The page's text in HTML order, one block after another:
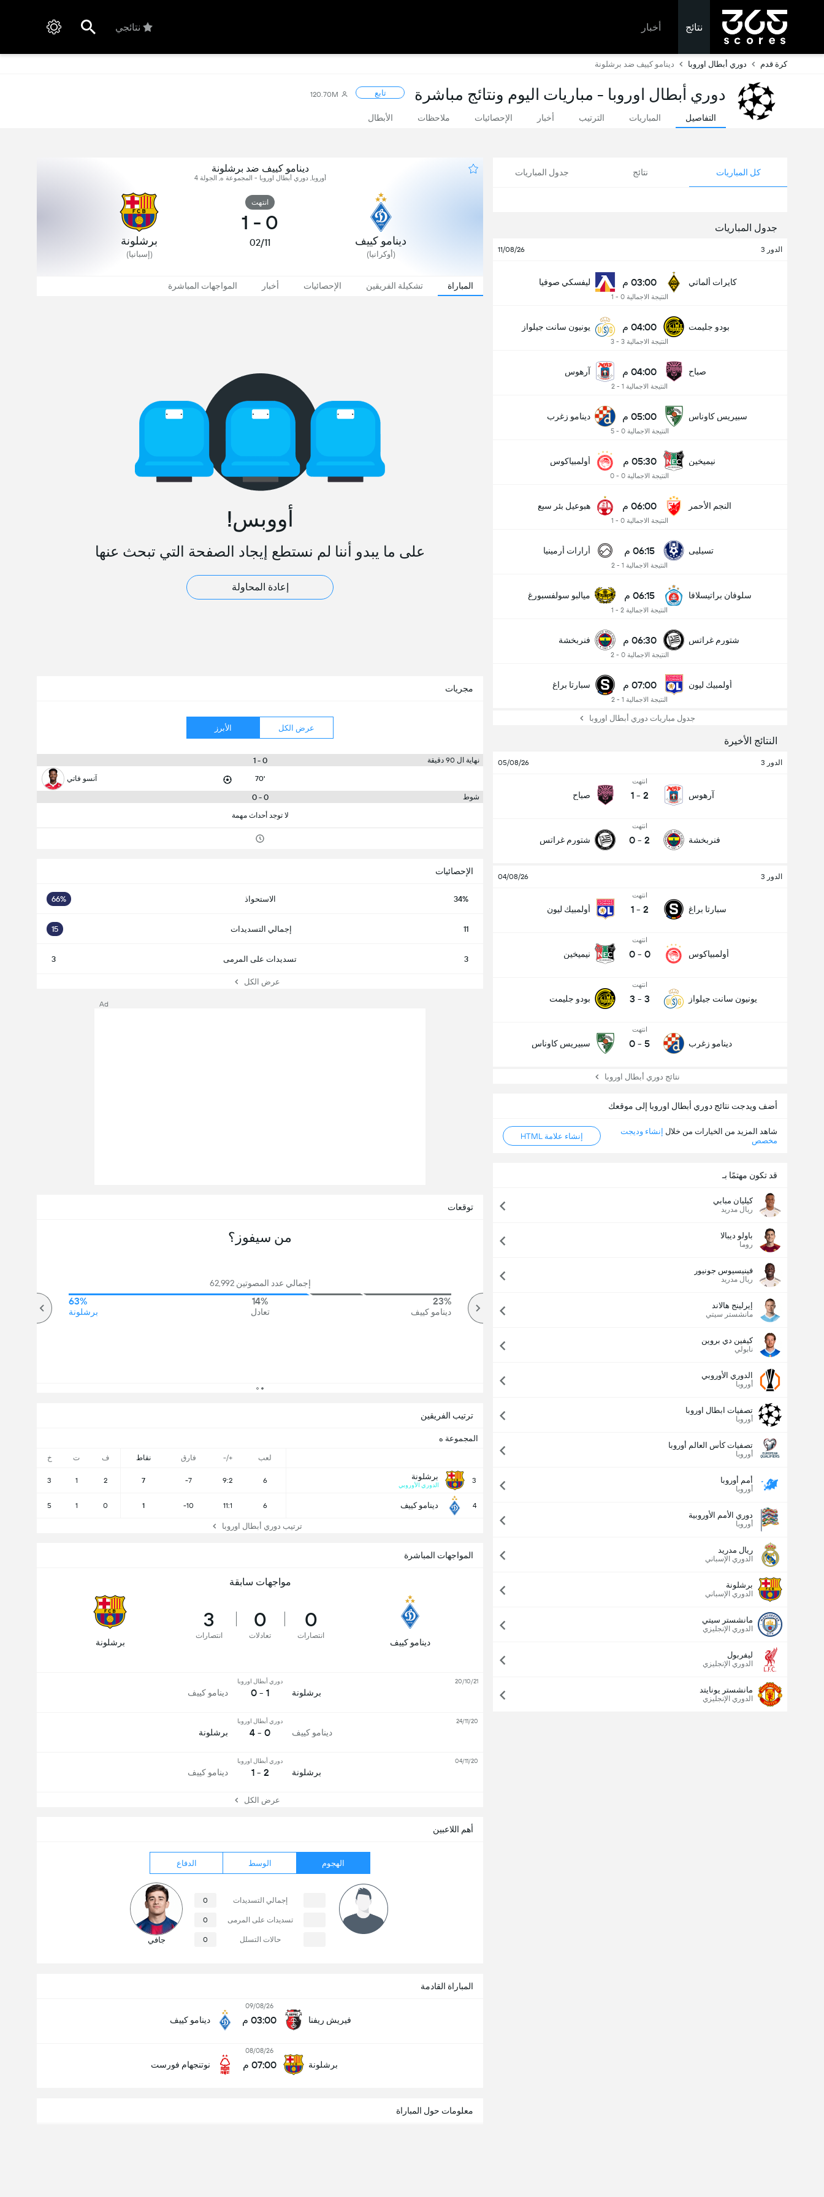
نتائج أخبار نتائجي
كرة قدم دوري أبطال اوروبا دينامو كييف ضد برشلونة
دوري أبطال اوروبا - مباريات اليوم ونتائج مباشرة تابع 120.70M
التفاصيل المباريات الترتيب أخبار الإحصائيات ملاحظات الأبطال
كل المباريات نتائج جدول المباريات
جدول المباريات
الدور 3 11/08/26
كايرات ألماتي 03:00 م
النتيجة الاجمالية 0 - 1
ليفسكي صوفيا
بودو جليمت 04:00 م
النتيجة الاجمالية 3 - 3
يونيون سانت جيلواز
صباح 04:00 م
النتيجة الاجمالية 1 - 2
آرهوس
سبيريس كاوناس 05:00 م
النتيجة الاجمالية 0 - 5
دينامو زغرب
نيميخين 05:30 م
النتيجة الاجمالية 0 - 0
أولمبياكوس
النجم الأحمر 06:00 م
النتيجة الاجمالية 0 - 1
هبوعيل بئر سبع
تسيليى 06:15 م
النتيجة الاجمالية 1 - 2
أرارات أرمينيا
سلوفان براتيسلافا 06:15 م
النتيجة الاجمالية 2 - 1
ميالبو سولفسبورغ
شتورم غراتس 06:30 م
النتيجة الاجمالية 0 - 2
فنربخشة
أولمبيك ليون 07:00 م
النتيجة الاجمالية 1 - 2
سبارتا براغ
جدول مباريات دوري أبطال اوروبا
النتائج الأخيرة
الدور 3 05/08/26
آرهوس
انتهت
2
-
1 صباح
فنربخشة
انتهت
2
-
0 شتورم غراتس
الدور 3 04/08/26
سبارتا براغ
انتهت
2
-
1 أولمبيك ليون
أولمبياكوس
انتهت
0
-
0 نيميخين
يونيون سانت جيلواز
انتهت
3
-
3 بودو جليمت
دينامو زغرب
انتهت
5
-
0 سبيريس كاوناس
نتائج دوري أبطال اوروبا
أضف ويدجت نتائج دوري أبطال اوروبا إلى موقعك
شاهد المزيد من الخيارات من خلال إنشاء وديجت
مخصص
إنشاء علامة HTML
قد تكون مهتمًا بـ
كيليان مبابي
ريال مدريد
باولو ديبالا
روما
فينيسيوس جونيور
ريال مدريد
إيرلينج هالاند
مانشستر سيتي
كيفين دي بروين
نابولي
الدوري الأوروبي
أوروبا
تصفيات ابطال اوروبا
أوروبا
تصفيات كأس العالم أوروبا
أوروبا
أمم أوروبا
أوروبا
دوري الأمم الأوروبية
أوروبا
ريال مدريد
الدوري الإسباني
برشلونة
الدوري الإسباني
مانشستر سيتي
الدوري الإنجليزي
ليفربول
الدوري الإنجليزي
مانشستر يونايتد
الدوري الإنجليزي
دينامو كييف ضد برشلونة
أوروبا, دوري أبطال اوروبا - المجموعة ه, الجولة 4
دينامو كييف
(أوكرانيا)
انتهت
0
-
1
02/11 برشلونة
(إسبانيا)
المباراة تشكيلة الفريقين الإحصائيات أخبار المواجهات المباشرة
مجريات
عرض الكل الأبرز
نهاية ال 90 دقيقة 0 - 1
70' آنسو فاتي
شوط 0 - 0
لا توجد أحداث مهمة
المباراة القادمة
فيريش ريفنا
09/08/26
03:00 م دينامو كييف
برشلونة
08/08/26
07:00 م نوتنجهام فورست
أهم اللاعبين
الهجوم الوسط الدفاع
إجمالي التسديدات 0
تسديدات على المرمى 0
حالات التسلل 0 جافي
الإحصائيات
34% الاستحواذ 66%
11 إجمالي التسديدات 15
3 تسديدات على المرمى 3
عرض الكل
معلومات حول المباراة
ترتيب الفريقين
المجموعة ه
لعب +/- فارق نقاط ف ت خ
3 برشلونة
الدوري الأوروبي
6
9:2
-7
7
2
1
3
4 دينامو كييف 6
11:1
-10
1
0
1
5
ترتيب دوري أبطال اوروبا
توقعات
من سيفوز؟
إجمالي عدد المصوتين 62,992
23%
دينامو كييف
14%
تعادل
63%
برشلونة
عدد الاهداف (2.5)
إجمالي عدد المصوتين 7,183
المواجهات المباشرة
مواجهات سابقة
دينامو كييف
0
انتصارات
0
تعادلات
3
انتصارات
برشلونة
برشلونة
دوري أبطال اوروبا
1 - 0 دينامو كييف
20/10/21
دينامو كييف
دوري أبطال اوروبا
0 - 4 برشلونة
24/11/20
برشلونة
دوري أبطال اوروبا
2 - 1 دينامو كييف
04/11/20
عرض الكل
Ad
أووبس!
على ما يبدو أننا لم نستطع إيجاد الصفحة التي تبحث عنها
إعادة المحاولة